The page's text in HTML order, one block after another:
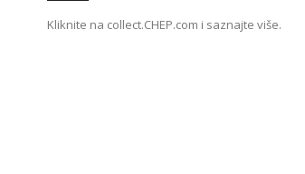
Kliknite na collect.CHEP.com i saznajte više.